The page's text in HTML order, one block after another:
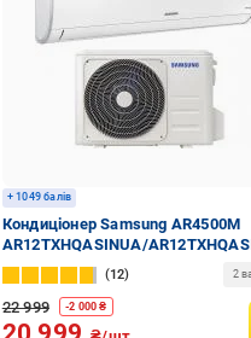
+ 1049 балів
Кондиціонер Samsung AR4500M
AR12TXHQASINUA/
12 2
22 999 -2 000 ₴